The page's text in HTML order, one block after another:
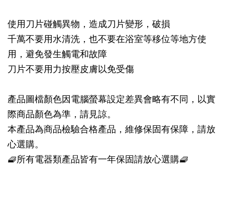
使用刀片碰觸異物，造成刀片變形，破損
千萬不要用水清洗，也不要在浴室等移位等地方使
用，避免發生觸電和故障
刀片不要用力按壓皮膚以免受傷
產品圖檔顏色因電腦螢幕設定差異會略有不同，以實
際商品顏色為準，請見諒。
本產品為商品檢驗合格產品，維修保固有保障，請放
心選購。
🧇所有電器類產品皆有一年保固請放心選購🧇